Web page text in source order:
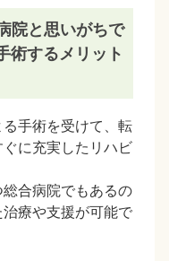
院と思いがちで
術するメリット
手術を受けて、転
に充実したリハビ
合病院でもあるの
療や支援が可能で